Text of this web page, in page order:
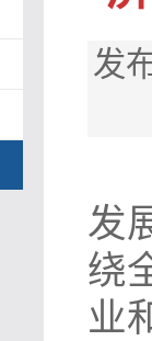
发
发
绕
业